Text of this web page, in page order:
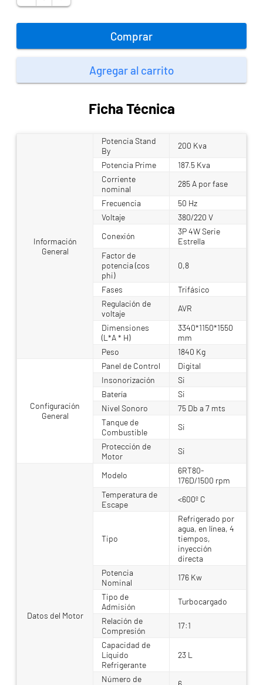
Comprar
Agregar al carrito
Ficha Técnica
Información
General
Potencia Stand
By
200 Kva
Potencia Prime
187.5 Kva
Corriente
nominal
285 A por fase
Frecuencia
50 Hz
Voltaje
380/220 V
Conexión
3P 4W Serie
Estrella
Factor de
potencia (cos
phi)
0,8
Fases
Trifásico
Regulación de
voltaje
AVR
Dimensiones
(L*A * H)
3340*1150*1550
mm
Peso
1840 Kg
Configuración
General
Panel de Control
Digital
Insonorización
Si
Batería
Si
Nivel Sonoro
75 Db a 7 mts
Tanque de
Combustible
Si
Protección de
Motor
Si
Datos del Motor
Modelo
6RT80-
176D/1500 rpm
Temperatura de
Escape
<600º C
Tipo
Refrigerado por
agua, en línea, 4
tiempos,
inyección
directa
Potencia
Nominal
176 Kw
Tipo de
Admisión
Turbocargado
Relación de
Compresión
17:1
Capacidad de
Líquido
Refrigerante
23 L
Número de